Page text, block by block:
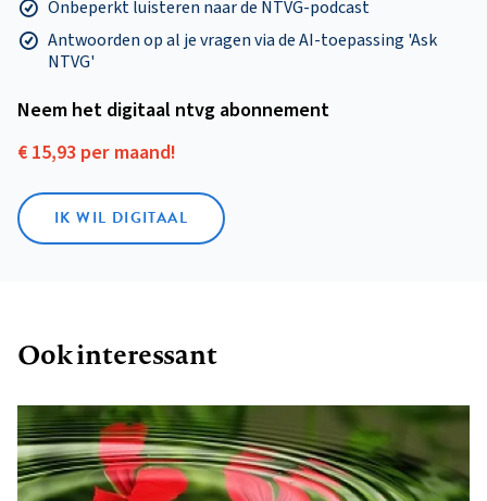
Onbeperkt luisteren naar de NTVG-podcast
Antwoorden op al je vragen via de AI-toepassing 'Ask
NTVG'
Neem het digitaal ntvg abonnement
€ 15,93 per maand!
IK WIL DIGITAAL
Ook interessant